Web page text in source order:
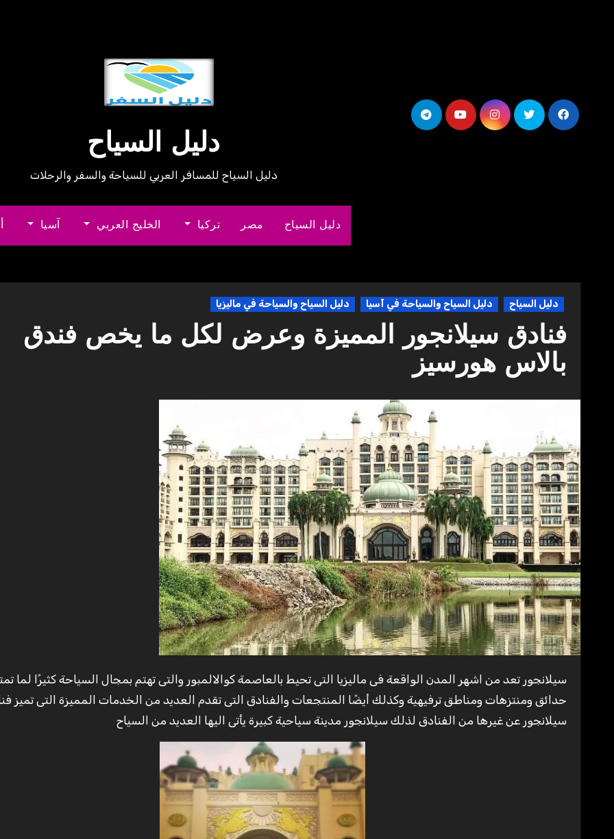
دليل السياح
دليل السياح للمسافر العربي للسياحة والسفر والرحلات
دليل السياح مصر تركيا الخليج العربي آسيا
دليل السياح دليل السياح والسياحة في آسيا دليل السياح والسياحة في ماليزيا
فنادق سيلانجور المميزة وعرض لكل ما يخص فندق
بالاس هورسيز
سيلانجور تعد من اشهر المدن الواقعة فى ماليزيا التى تحيط بالعاصمة كوالالمبور والتى تهتم بمجال السياحة كثيرًا لما تمتلكه من
حدائق ومنتزهات ومناطق ترفيهية وكذلك أيضًا المنتجعات والفنادق التى تقدم العديد من الخدمات المميزة التى تميز
سيلانجور عن غيرها من الفنادق لذلك سيلانجور مدينة سياحية كبيرة يأتى اليها العديد من السياح